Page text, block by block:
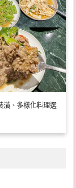
潢、多樣化料理選